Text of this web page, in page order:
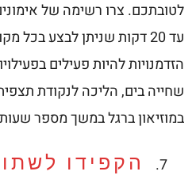
עד 20 דקות שניתן לבצע
הזדמנויות להיות פעילים
שחייה בים, הליכה לנקודת
במוזיאון ברגל במשך מספר
הקפידו